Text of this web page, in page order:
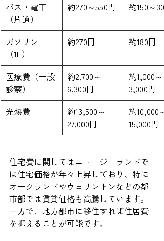
バス・電車
（片道）
約270～550円 約150～
ガソリン
（1L）
約270円 約180円
医療費（一般
診察）
約2,700～
6,300円
約1,000～
3,000円
光熱費
約13,500～
27,000円
約10,000～
15,000円
住宅費に関してはニュージーランドで
は住宅価格が年々上昇しており、特に
オークランドやウェリントンなどの都
市部では賃貸価格も高騰しています。
一方で、地方都市に移住すれば住居費
を抑えることが可能です。